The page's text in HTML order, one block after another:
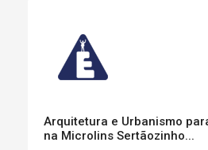
Arquitetura e Urbanismo
na Microlins Sertãozinho...